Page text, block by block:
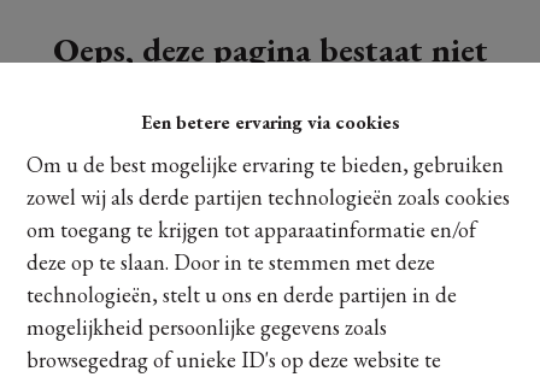
Een betere ervaring via cookies
Om u de best mogelijke ervaring te bieden, gebruiken
zowel wij als derde partijen technologieën zoals cookies
om toegang te krijgen tot apparaatinformatie en/of
deze op te slaan. Door in te stemmen met deze
technologieën, stelt u ons en derde partijen in de
mogelijkheid persoonlijke gegevens zoals
browsegedrag of unieke ID's op deze website te
Oeps, deze pagina bestaat niet
Te koop Te huur